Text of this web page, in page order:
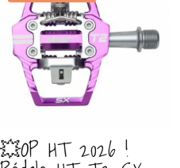
💥OP HT 2026 !